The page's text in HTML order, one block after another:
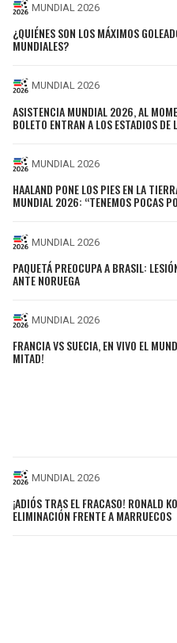
MUNDIAL 2026
¿QUIÉNES SON LOS MÁXIMOS
MUNDIALES?
MUNDIAL 2026
ASISTENCIA MUNDIAL 2026, AL
BOLETO ENTRAN A LOS ESTADIOS DE
MUNDIAL 2026
HAALAND PONE LOS PIES EN LA
MUNDIAL 2026: “TENEMOS POCAS
MUNDIAL 2026
PAQUETÁ PREOCUPA A BRASIL:
ANTE NORUEGA
MUNDIAL 2026
FRANCIA VS SUECIA, EN VIVO EL
MITAD!
MUNDIAL 2026
¡ADIÓS TRAS EL FRACASO! RONALD
ELIMINACIÓN FRENTE A MARRUECOS